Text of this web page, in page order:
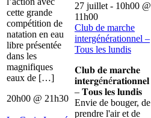
cette grande
compétition de
natation en eau
libre présentée
dans les
magnifiques
eaux de […]
20h00 @ 21h30
27 juillet - 10h00 @
11h00
Club de marche
intergénérationnel –
Tous les lundis
𝐂𝐥𝐮𝐛 𝐝𝐞 𝐦𝐚𝐫𝐜𝐡𝐞
𝐢𝐧𝐭𝐞𝐫𝐠é𝐧é𝐫𝐚𝐭𝐢𝐨𝐧𝐧𝐞𝐥
– 𝐓𝐨𝐮𝐬 𝐥𝐞𝐬 𝐥𝐮𝐧𝐝𝐢𝐬
Envie de bouger, de
prendre l'air et de